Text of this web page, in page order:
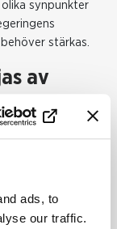
ads, to
our traffic.
olika synpunkter
stärkas.
av
användas i
att få det stöd